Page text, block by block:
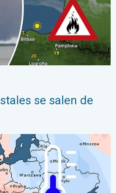
se salen de
meteorológicos. . .